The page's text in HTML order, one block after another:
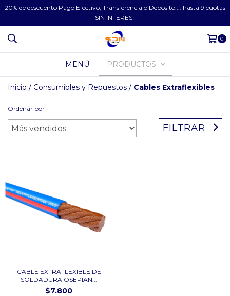
20% de descuento Pago Efectivo, Transferencia o Depósito.... hasta 9 cuotas
SIN INTERES!!
0
MENÚ PRODUCTOS
Inicio / Consumibles y Repuestos / Cables Extraflexibles
Ordenar por
FILTRAR
CABLE EXTRAFLEXIBLE DE
SOLDADURA OSEPIAN...
$7.800